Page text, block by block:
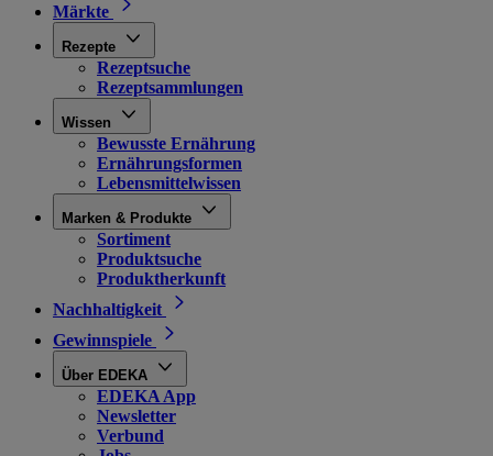
Märkte
Rezepte
Rezeptsuche
Rezeptsammlungen
Wissen
Bewusste Ernährung
Ernährungsformen
Lebensmittelwissen
Marken & Produkte
Sortiment
Produktsuche
Produktherkunft
Nachhaltigkeit
Gewinnspiele
Über EDEKA
EDEKA App
Newsletter
Verbund